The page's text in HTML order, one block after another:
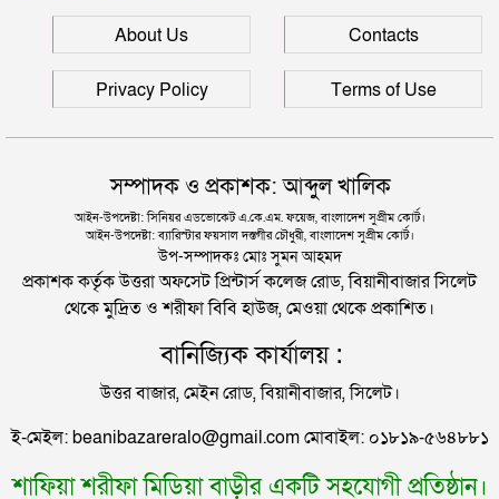
দুই তরুণীকে তুলে নিয়ে ধর্ষণ, ৬ যুবককে যে শাস্তি দিলে
আদালত
যুক্তরাজ্যে বাংলাদেশিদের মধ্যে ৯৫ শতাংশই সিলেটি
সিলেটে বিচার নিয়ে হতাশ ৬ শহীদ পরিবার
রাজধানীর মাদারটেক থেকে তরুণীর খণ্ডিত মাথা ও দুই হাত
উদ্ধার
দিল্লিতে শেখ হাসিনার বক্তব্য দেওয়া নিয়ে পররাষ্ট্র
মন্ত্রণালয়ের ক্ষোভ
সিলেটের সাবেক মন্ত্রী-এমপিরা কে কোথায়?
জুলাই আন্দোলন ছাত্র-জনতার বীরত্বের স্মারকস্তম্ভ:
বিয়ানীবাজারের ইউএনও
About Us Contacts
Privacy Policy Terms of Use
সম্পাদক ও প্রকাশক: আব্দুল খালিক
আইন-উপদেষ্টা: সিনিয়র এডভোকেট এ.কে.এম. ফয়েজ, বাংলাদেশ সুপ্রীম কোর্ট।
আইন-উপদেষ্টা: ব্যারিস্টার ফয়সাল দস্তগীর চৌধুরী, বাংলাদেশ সুপ্রীম কোর্ট।
উপ-সম্পাদকঃ মোঃ সুমন আহমদ
প্রকাশক কর্তৃক উত্তরা অফসেট প্রিন্টার্স কলেজ রোড, বিয়ানীবাজার সিলেট
থেকে মুদ্রিত ও শরীফা বিবি হাউজ, মেওয়া থেকে প্রকাশিত।
বানিজ্যিক কার্যালয় :
উত্তর বাজার, মেইন রোড, বিয়ানীবাজার, সিলেট।
ই-মেইল: beanibazareralo@gmail.com মোবাইল: ০১৮১৯-৫৬৪৮৮১
শাফিয়া শরীফা মিডিয়া বাড়ীর একটি সহযোগী প্রতিষ্ঠান।